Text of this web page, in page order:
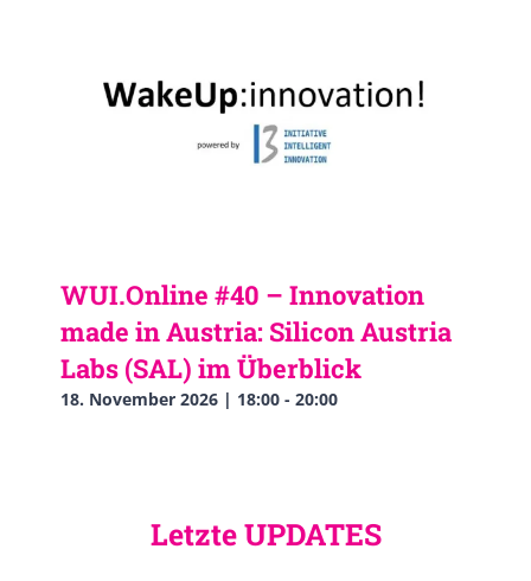
WUI.Online #40 – Innovation
made in Austria: Silicon Austria
Labs (SAL) im Überblick
18. November 2026 | 18:00 - 20:00
Letzte UPDATES